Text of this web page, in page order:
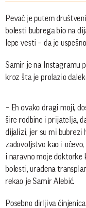
Pevač je putem
bolesti bubrega bio na
lepe vesti – da je
Samir je na Instagramu
kroz šta je prolazio
– Eh ovako dragi moji,
šire rodbine i prijatelja,
dijalizi, jer su mi bubrezi
zadovoljstvo kao i
i naravno moje doktorke
bolesti, urađena
rekao je Samir Alebić.
Posebno dirljiva